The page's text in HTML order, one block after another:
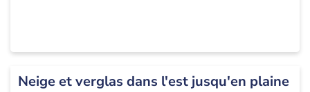
Neige et verglas dans l'est jusqu'en plaine